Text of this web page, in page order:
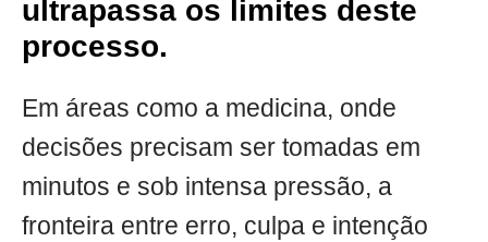
ultrapassa os limites deste
processo.
Em áreas como a medicina, onde
decisões precisam ser tomadas em
minutos e sob intensa pressão, a
fronteira entre erro, culpa e intenção